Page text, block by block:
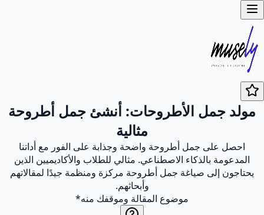
مولد جمل الأطروحات: أنشئ جمل أطروحة
مثالية
احصل على جمل أطروحة واضحة وجذابة على الفور مع أداتنا
المدعومة بالذكاء الاصطناعي. مثالي للطلاب والأكاديميين الذين
يحتاجون إلى صياغة جمل أطروحة مركزة ومنظمة جيدًا لمقالاتهم
وأبحاثهم.
موضوع المقالة وموقفك منه*